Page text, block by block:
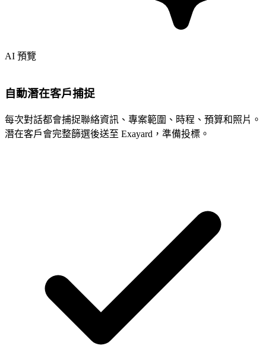
AI 預覽
自動潛在客戶捕捉
每次對話都會捕捉聯絡資訊、專案範圍、時程、預算和照片。
潛在客戶會完整篩選後送至 Exayard，準備投標。